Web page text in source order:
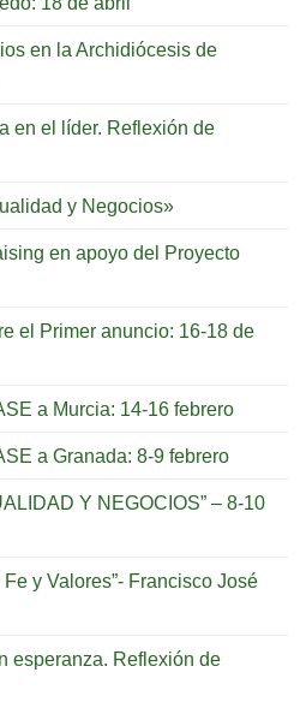
en la Archidiócesis de
en el líder. Reflexión de
y Negocios»
en apoyo del Proyecto
el Primer anuncio: 16-18 de
a Murcia: 14-16 febrero
a Granada: 8-9 febrero
Y NEGOCIOS” – 8-10
y Valores”- Francisco José
esperanza. Reflexión de